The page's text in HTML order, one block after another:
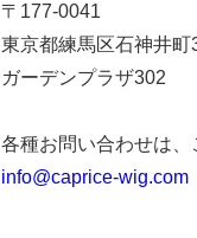
〒177-0041
東京都練馬区石神井町
ガーデンプラザ302
各種お問い合わせは、
info@caprice-wig.com